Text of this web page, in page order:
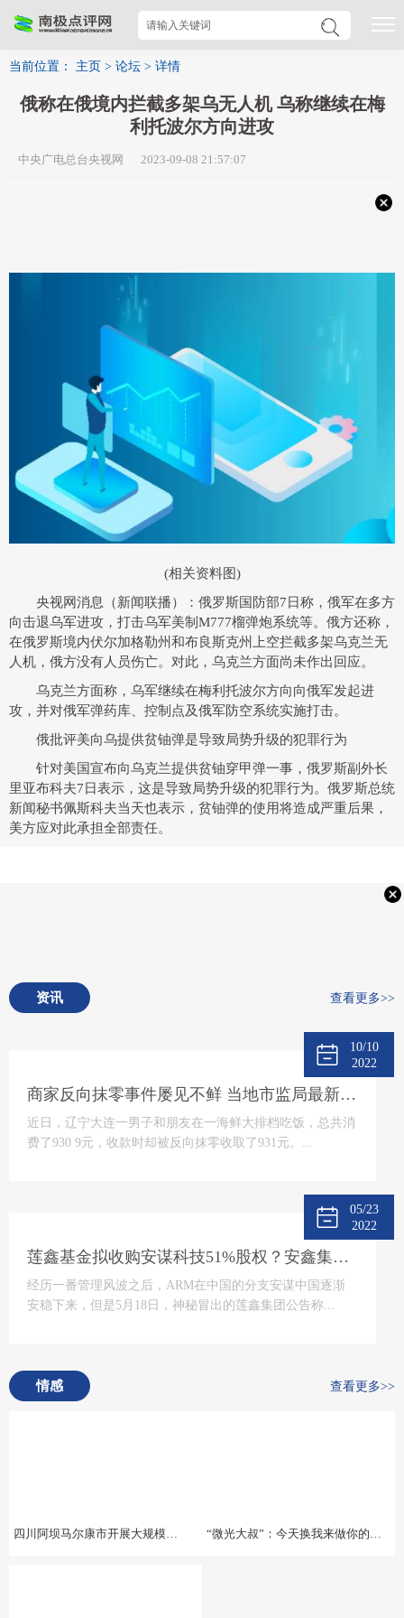
当前位置： 主页 > 论坛 > 详情
俄称在俄境内拦截多架乌无人机 乌称继续在梅
利托波尔方向进攻
中央广电总台央视网 2023-09-08 21:57:07
(相关资料图)
央视网消息
（新闻联播）：俄罗斯国防部7日称，俄军在多方
向击退乌军进攻，打击乌军美制M777榴弹炮系统等。俄方还称，
在俄罗斯境内伏尔加格勒州和布良斯克州上空拦截多架乌克兰无
人机，俄方没有人员伤亡。对此，乌克兰方面尚未作出回应。
乌克兰方面称，乌军继续在梅利托波尔方向向俄军发起进
攻，并对俄军弹药库、控制点及俄军防空系统实施打击。
俄批评美向乌提供贫铀弹是导致局势升级的犯罪行为
针对美国宣布向乌克兰提供贫铀穿甲弹一事，俄罗斯副外长
里亚布科夫7日表示，这是导致局势升级的犯罪行为。俄罗斯总统
新闻秘书佩斯科夫当天也表示，贫铀弹的使用将造成严重后果，
美方应对此承担全部责任。
资讯 查看更多>>
10/10
2022
商家反向抹零事件屡见不鲜 当地市监局最新回应将“零容忍”态度打击
近日，辽宁大连一男子和朋友在一海鲜大排档吃饭，总共消
费了930 9元，收款时却被反向抹零收取了931元。...
05/23
2022
莲鑫基金拟收购安谋科技51%股权？安鑫集团回应
经历一番管理风波之后，ARM在中国的分支安谋中国逐渐
安稳下来，但是5月18日，神秘冒出的莲鑫集团公告称...
情感 查看更多>>